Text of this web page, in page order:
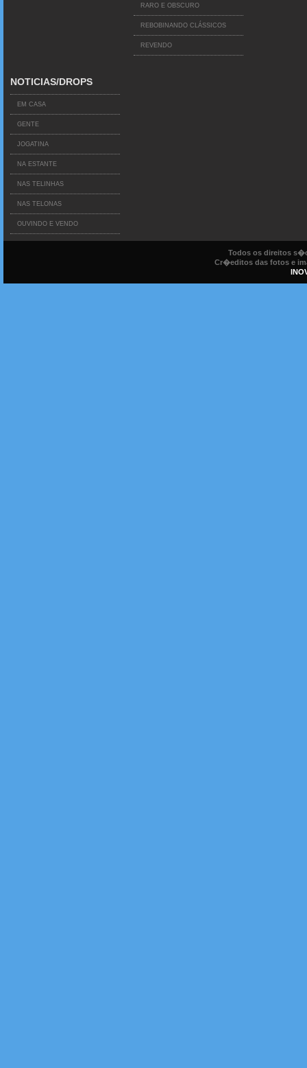
RARO E OBSCURO
REBOBINANDO CLÁSSICOS
REVENDO
NOTICIAS/DROPS
EM CASA
GENTE
JOGATINA
NA ESTANTE
NAS TELINHAS
NAS TELONAS
OUVINDO E VENDO
Todos os direitos
Cr�editos das fotos e